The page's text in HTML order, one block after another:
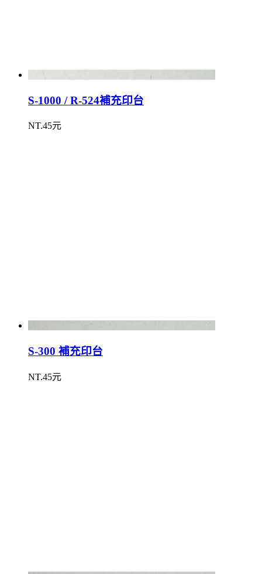
S-1000 / R-524補充印台
NT.45元
S-300 補充印台
NT.45元